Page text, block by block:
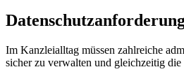
Im Kanzleialltag müssen zahlreiche
sicher zu verwalten und gleichzeitig